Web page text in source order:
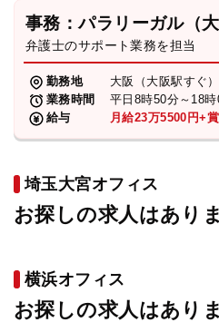
事務：パラリーガル（大
弁護士のサポート業務を担当
勤務地
大阪（大阪駅すぐ）
業務時間
平日8時50分～18時
給与
月給23万5500円+
埼玉大宮オフィス
お探しの求人はあり
横浜オフィス
お探しの求人はあり